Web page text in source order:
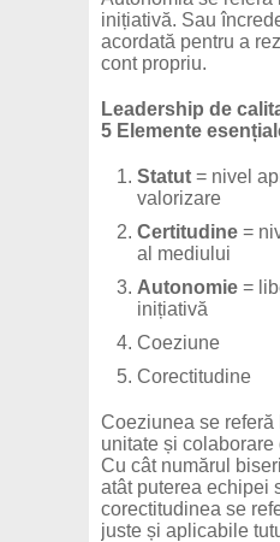
inițiativă. Sau
acordată pentru a
cont propriu.
Leadership de
5 Elemente
Statut = nivel
valorizare
Certitudine =
al mediului
Autonomie =
inițiativă
Coeziune
Corectitudine
Coeziunea se
unitate și
Cu cât numărul
atât puterea echipei
corectitudinea se
juste și aplicabile